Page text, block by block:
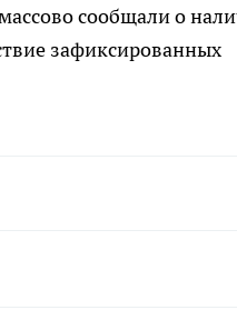
сообщали о
зафиксированных